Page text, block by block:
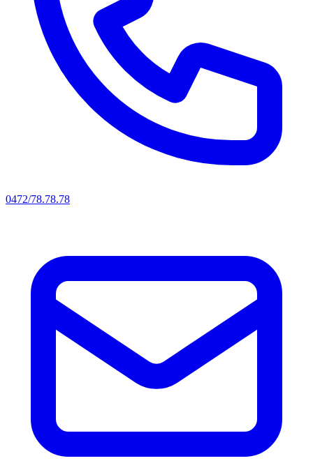
0472/78.78.78